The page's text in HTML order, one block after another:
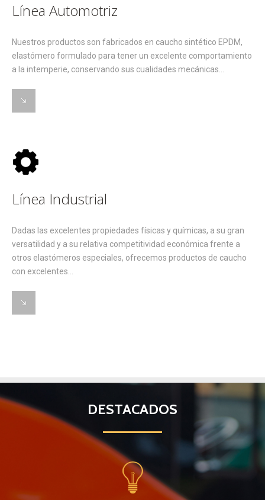
Línea Automotriz
Nuestros productos son fabricados en caucho sintético EPDM,
elastómero formulado para tener un excelente comportamiento
a la intemperie, conservando sus cualidades mecánicas...
Línea Industrial
Dadas las excelentes propiedades físicas y químicas, a su gran
versatilidad y a su relativa competitividad económica frente a
otros elastómeros especiales, ofrecemos productos de caucho
con excelentes...
DESTACADOS